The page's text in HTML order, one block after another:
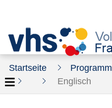
Startseite Programm
Englisch